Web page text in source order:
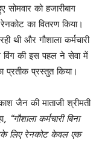
को हजारीबाग
रेनकोट का वितरण किया।
थी और गौशाला कर्मचारी
विंग की इस पहल ने सेवा में
प्रतीक प्रस्तुत किया।
जैन की माताजी श्रीमती
“गौशाला कर्मचारी बिना
लिए रेनकोट केवल एक